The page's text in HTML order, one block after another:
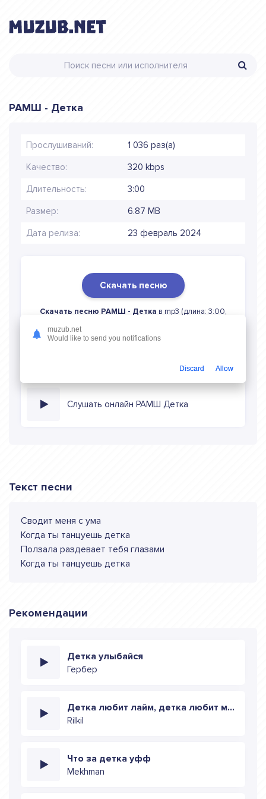
РАМШ - Детка
Прослушиваний: 1 036 раз(а)
Качество: 320 kbps
Длительность: 3:00
Размер: 6.87 MB
Дата релиза: 23 февраль 2024
Скачать песню
Скачать песню РАМШ - Детка в mp3 (длина: 3:00,
режиме онлайн
Слушать онлайн РАМШ Детка
Текст песни
Сводит меня с ума
Когда ты танцуешь детка
Ползала раздевает тебя глазами
Когда ты танцуешь детка
Рекомендации
Детка улыбайся
Гербер
Детка любит лайм, детка любит мой пёд
Rilkil
Что за детка уфф
Mekhman
muzub.net
Would like to send you notifications
Discard Allow